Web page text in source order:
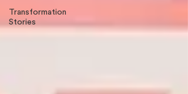
Transformation
Stories